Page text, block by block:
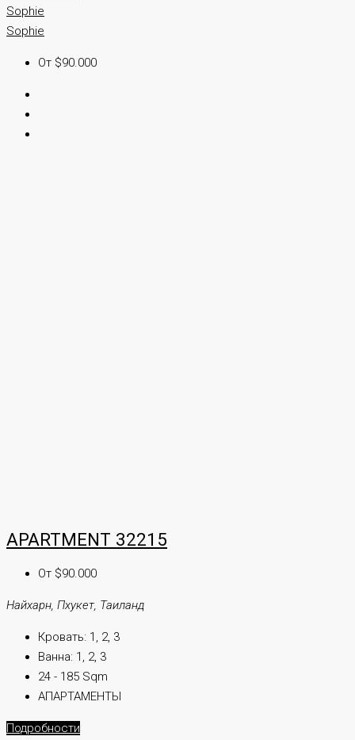
Sophie
Sophie
От $90.000
APARTMENT 32215
От $90.000
Найхарн, Пхукет, Таиланд
Кровать: 1, 2, 3
Ванна: 1, 2, 3
24 - 185 Sqm
АПАРТАМЕНТЫ
Подробности